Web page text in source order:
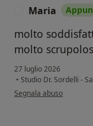
Maria
molto
molto
27 luglio 2026
• Studio Dr. Sordelli -
secondo l'opinione
Segnala abuso